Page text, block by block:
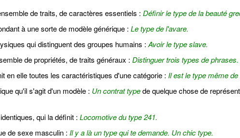
de traits, de caractères essentiels : Définir le type de la beauté
à une sorte de modèle générique : Le type de l'avare.
qui distinguent des groupes humains : Avoir le type slave.
de propriétés, de traits généraux : Distinguer trois types de phrases.
en elle toutes les caractéristiques d'une catégorie : Il est le type même de
qu'il s'agit d'un modèle : Un contrat typede quelque chose de
qui la définit : Locomotive du type 241.
de sexe masculin : Il y a là un type qui te demande. Un chic type.